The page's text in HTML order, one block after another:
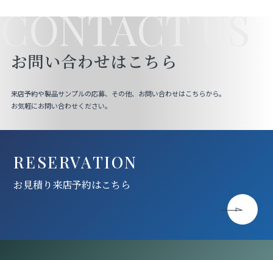
CONTACT US
お問い合わせはこちら
来店予約や製品サンプルの応募、その他、お問い合わせはこちらから。
お気軽にお問い合わせください。
RESERVATION
お見積り来店予約はこちら